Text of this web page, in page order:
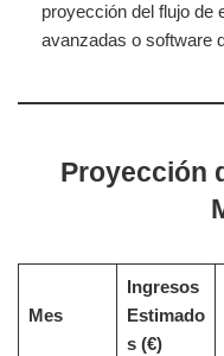
proyección del flujo de
avanzadas o software
Proyección
Mes
Ingresos
Estimado
s (€)